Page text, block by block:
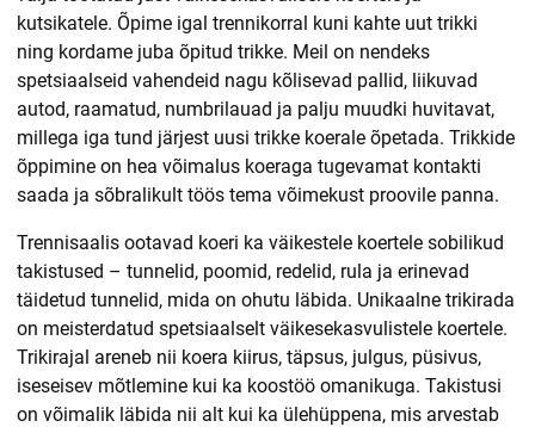
kutsikatele. Õpime igal trennikorral kuni kahte uut trikki
ning kordame juba õpitud trikke. Meil on nendeks
spetsiaalseid vahendeid nagu kõlisevad pallid, liikuvad
autod, raamatud, numbrilauad ja palju muudki huvitavat,
millega iga tund järjest uusi trikke koerale õpetada. Trikkide
õppimine on hea võimalus koeraga tugevamat kontakti
saada ja sõbralikult töös tema võimekust proovile panna.
Trennisaalis ootavad koeri ka väikestele koertele sobilikud
takistused – tunnelid, poomid, redelid, rula ja erinevad
täidetud tunnelid, mida on ohutu läbida. Unikaalne trikirada
on meisterdatud spetsiaalselt väikesekasvulistele koertele.
Trikirajal areneb nii koera kiirus, täpsus, julgus, püsivus,
iseseisev mõtlemine kui ka koostöö omanikuga. Takistusi
on võimalik läbida nii alt kui ka ülehüppena, mis arvestab